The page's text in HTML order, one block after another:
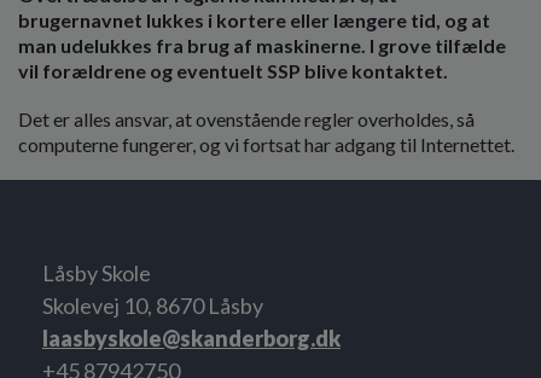
brugernavnet lukkes i kortere eller længere tid, og at
man udelukkes fra brug af maskinerne. I grove tilfælde
vil forældrene og eventuelt SSP blive kontaktet.
Det er alles ansvar, at ovenstående regler overholdes, så
computerne fungerer, og vi fortsat har adgang til Internettet.
Låsby Skole
Skolevej 10, 8670 Låsby
laasbyskole@skanderborg.dk
+45 87942750